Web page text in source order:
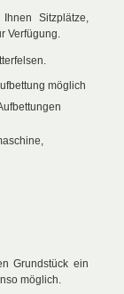
Sitzplätze,
Verfügung.
möglich
Grundstück ein
möglich.